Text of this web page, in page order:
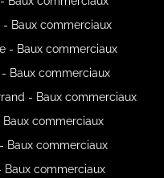
- Baux commerciaux
- Baux commerciaux
Baux commerciaux
- Baux commerciaux
Baux commerciaux
Baux commerciaux
Baux commerciaux